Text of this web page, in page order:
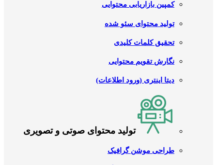
کمپین بازاریابی محتوایی
تولید محتوای سئو شده
تحقیق کلمات کلیدی
نگارش تقویم محتوایی
دیتا اینتری (ورود اطلاعات)
تولید محتوای صوتی و تصویری
طراحی موشن گرافیک